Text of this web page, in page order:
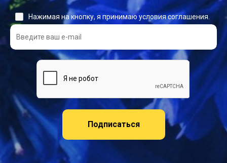
Подписаться
Нажимая на кнопку, я принимаю условия соглашения.